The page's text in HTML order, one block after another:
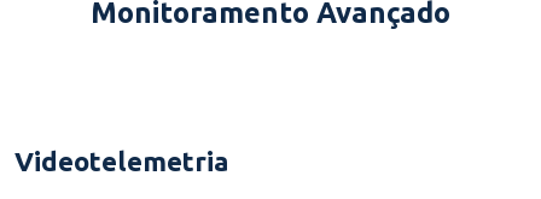
Monitoramento Avançado
Videotelemetria